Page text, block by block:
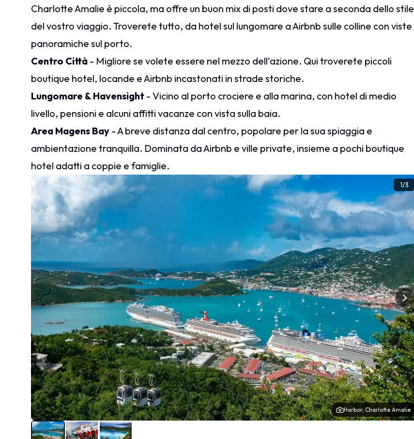
Charlotte Amalie è piccola, ma offre un buon mix di posti dove stare a seconda dello stile
del vostro viaggio. Troverete tutto, da hotel sul lungomare a Airbnb sulle colline con viste
panoramiche sul porto.
Centro Città - Migliore se volete essere nel mezzo dell'azione. Qui troverete piccoli
boutique hotel, locande e Airbnb incastonati in strade storiche.
Lungomare & Havensight - Vicino al porto crociere e alla marina, con hotel di medio
livello, pensioni e alcuni affitti vacanze con vista sulla baia.
Area Magens Bay - A breve distanza dal centro, popolare per la sua spiaggia e
ambientazione tranquilla. Dominata da Airbnb e ville private, insieme a pochi boutique
hotel adatti a coppie e famiglie.
1/3
Harbor, Charlotte Amalie